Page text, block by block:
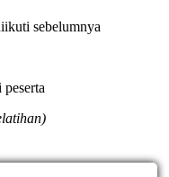
sebelumnya